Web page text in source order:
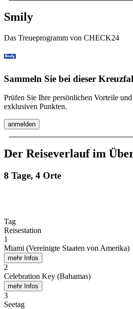
Smily
Das Treueprogramm von CHECK24
Sammeln Sie bei dieser
Prüfen Sie Ihre persönlichen Vorteile
exklusiven Punkten.
anmelden
Der Reiseverlauf im
8 Tage, 4 Orte
Tag
Reisestation
1
Miami (Vereinigte Staaten von Amerika)
mehr Infos
2
Celebration Key (Bahamas)
mehr Infos
3
Seetag